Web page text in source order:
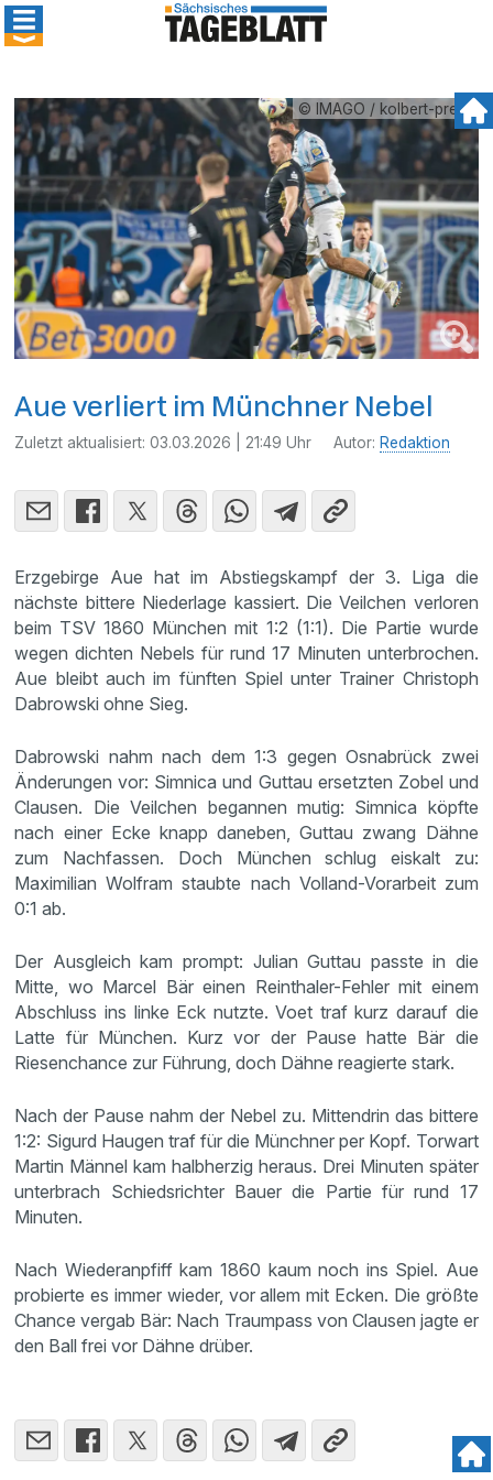
© IMAGO / kolbert-press
Aue verliert im Münchner Nebel
Zuletzt aktualisiert:03.03.2026 | 21:49 Uhr Autor: Redaktion
Erzgebirge Aue hat im Abstiegskampf der 3. Liga die
nächste bittere Niederlage kassiert. Die Veilchen verloren
beim TSV 1860 München mit 1:2 (1:1). Die Partie wurde
wegen dichten Nebels für rund 17 Minuten unterbrochen.
Aue bleibt auch im fünften Spiel unter Trainer Christoph
Dabrowski ohne Sieg.
Dabrowski nahm nach dem 1:3 gegen Osnabrück zwei
Änderungen vor: Simnica und Guttau ersetzten Zobel und
Clausen. Die Veilchen begannen mutig: Simnica köpfte
nach einer Ecke knapp daneben, Guttau zwang Dähne
zum Nachfassen. Doch München schlug eiskalt zu:
Maximilian Wolfram staubte nach Volland-Vorarbeit zum
0:1 ab.
Der Ausgleich kam prompt: Julian Guttau passte in die
Mitte, wo Marcel Bär einen Reinthaler-Fehler mit einem
Abschluss ins linke Eck nutzte. Voet traf kurz darauf die
Latte für München. Kurz vor der Pause hatte Bär die
Riesenchance zur Führung, doch Dähne reagierte stark.
Nach der Pause nahm der Nebel zu. Mittendrin das bittere
1:2: Sigurd Haugen traf für die Münchner per Kopf. Torwart
Martin Männel kam halbherzig heraus. Drei Minuten später
unterbrach Schiedsrichter Bauer die Partie für rund 17
Minuten.
Nach Wiederanpfiff kam 1860 kaum noch ins Spiel. Aue
probierte es immer wieder, vor allem mit Ecken. Die größte
Chance vergab Bär: Nach Traumpass von Clausen jagte er
den Ball frei vor Dähne drüber.